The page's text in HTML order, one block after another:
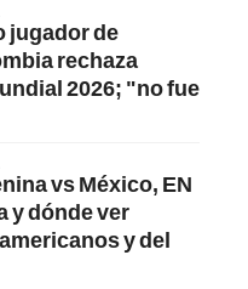
jugador de
rechaza
2026; "no fue
vs México, EN
y dónde ver
y del